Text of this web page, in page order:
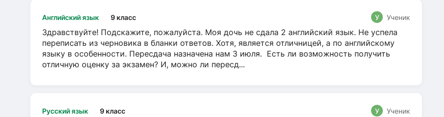
Английский язык 9 класс У Ученик
Здравствуйте! Подскажите, пожалуйста. Моя дочь не сдала 2 английский язык. Не успела
переписать из черновика в бланки ответов. Хотя, является отличницей, а по английскому
языку в особенности. Пересдача назначена нам 3 июля. Есть ли возможность получить
отличную оценку за экзамен? И, можно ли пересд...
Русский язык 9 класс У Ученик